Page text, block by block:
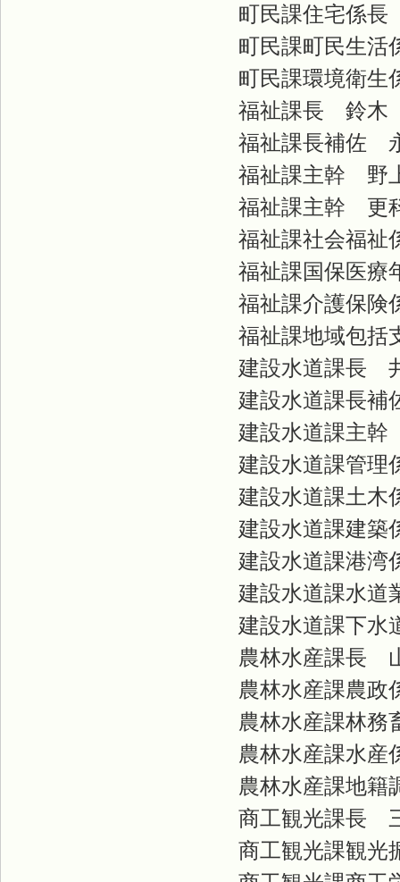
町民課住宅係
町民課町民生
町民課環境衛
福祉課長 鈴
福祉課長補佐
福祉課主幹
福祉課主幹
福祉課社会福
福祉課国保医
福祉課介護保
福祉課地域包
建設水道課長
建設水道課長
建設水道課主
建設水道課管
建設水道課土
建設水道課建
建設水道課港
建設水道課水
建設水道課下
農林水産課長
農林水産課農
農林水産課林
農林水産課水
農林水産課地
商工観光課長
商工観光課観